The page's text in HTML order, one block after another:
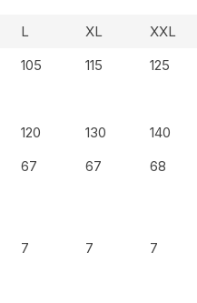
L XL
XXL
105 115
125
120 130
140
67 67 68
7 7 7